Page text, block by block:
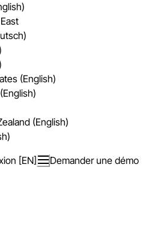
(English)
(English)
[EN] Demander une démo